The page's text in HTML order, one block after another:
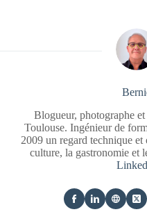
Blogueur, photographe
Toulouse. Ingénieur de
2009 un regard technique
culture, la gastronomie et